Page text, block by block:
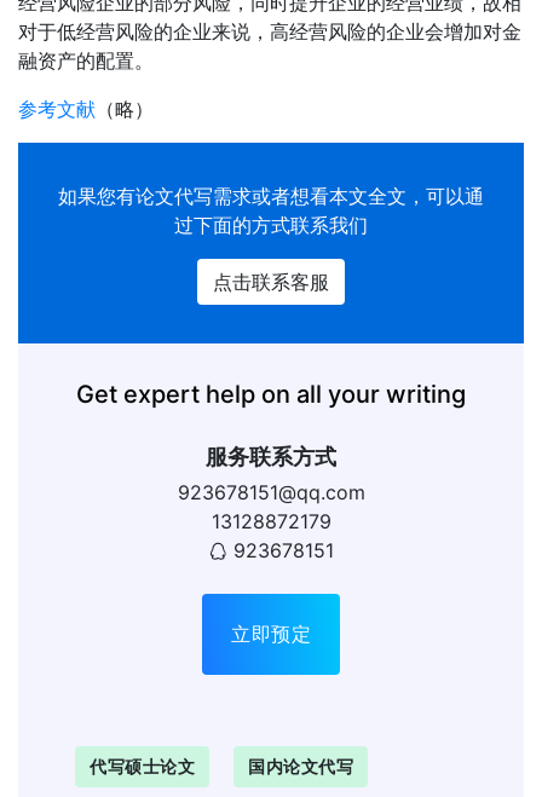
对于低经营风险的企业来说，高经营风险的企业会增加对金
融资产的配置。
参考文献 （略）
如果您有论文代写需求或者想看本文全文，可以通
过下面的方式联系我们
点击联系客服
Get expert help on all your writing
服务联系方式
923678151@qq.com
13128872179
923678151
立即预定
代写硕士论文 国内论文代写